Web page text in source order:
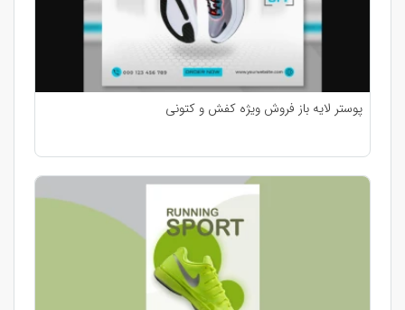
پوستر لایه باز فروش ویژه کفش و کتونی